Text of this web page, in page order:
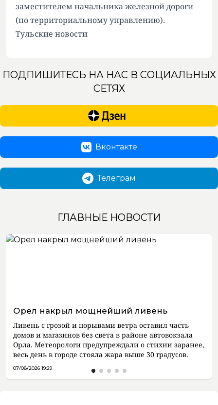
заместителем начальника железной дороги
(по территориальному управлению).
Тульские новости
ПОДПИШИТЕСЬ НА НАС В СОЦИАЛЬНЫХ
СЕТЯХ
Вконтакте
Телеграм
ГЛАВНЫЕ НОВОСТИ
Орел накрыл мощнейший ливень
Ливень с грозой и порывами ветра оставил часть
домов и магазинов без света в районе автовокзала
Орла. Метеорологи предупреждали о стихии заранее,
весь день в городе стояла жара выше 30 градусов.
07/08/2026 19:29